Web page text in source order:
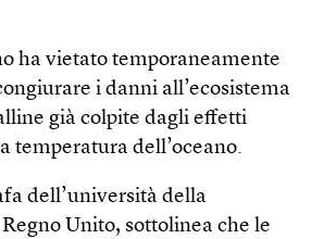
ha vietato temporaneamente
i danni all’ecosistema
già colpite dagli effetti
temperatura dell’oceano.
dell’università della
Unito, sottolinea che le